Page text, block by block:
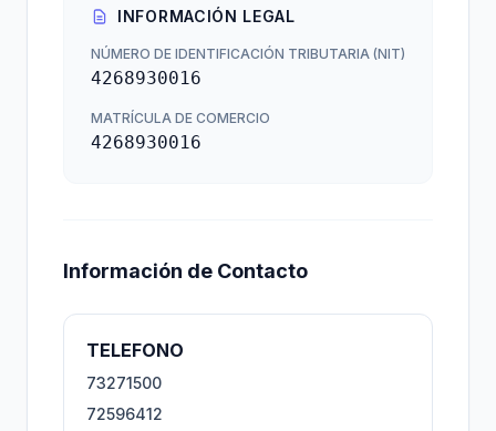
INFORMACIÓN LEGAL
NÚMERO DE IDENTIFICACIÓN TRIBUTARIA (NIT)
4268930016
MATRÍCULA DE COMERCIO
4268930016
Información de Contacto
TELEFONO
73271500
72596412